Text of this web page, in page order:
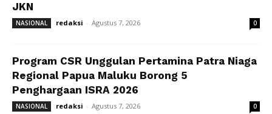
JKN
NASIONAL redaksi - Agustus 7, 2026 0
Program CSR Unggulan Pertamina Patra Niaga
Regional Papua Maluku Borong 5
Penghargaan ISRA 2026
NASIONAL redaksi - Agustus 7, 2026 0